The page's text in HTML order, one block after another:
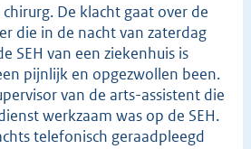
De klacht gaat over de
die in de nacht van zaterdag
SEH van een ziekenhuis is
pijnlijk en opgezwollen been.
van de arts-assistent die
werkzaam was op de SEH.
telefonisch geraadpleegd